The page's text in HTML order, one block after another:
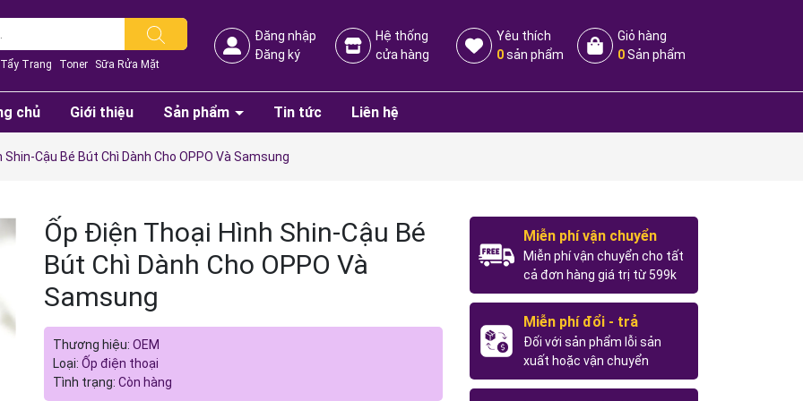
Tẩy Trang Toner Sữa Rửa Mặt
Đăng nhập
Đăng ký
Hệ thống
cửa hàng
Yêu thích
0sản phẩm
Giỏ hàng
0Sản phẩm
chủ Giới thiệu Sản phẩm Tin tức Liên hệ
Cậu Bé Bút Chì Dành Cho OPPO Và Samsung
Ốp Điện Thoại Hình Shin-Cậu Bé
Bút Chì Dành Cho OPPO Và
Samsung
Thương hiệu: OEM
Loại: Ốp điện thoại
Tình trạng: Còn hàng
Miễn phí vận chuyển
Miễn phí vận chuyển cho tất
cả đơn hàng giá trị từ 599k
Miễn phí đổi - trả
Đối với sản phẩm lỗi sản
xuất hoặc vận chuyển
Ngày hết hạn:
Điều kiện: